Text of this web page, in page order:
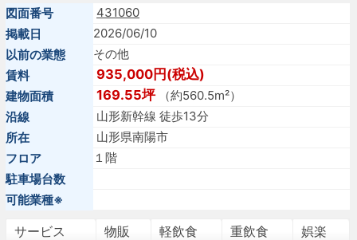
図面番号
431060
掲載日
2026/06/10
以前の業態
その他
賃料
935,000円(税込)
建物面積 169.55坪（約560.5m²）
沿線
山形新幹線 徒歩13分
所在
山形県南陽市
フロア
１階
駐車場台数
可能業種※
サービス 物販 軽飲食 重飲食 娯楽